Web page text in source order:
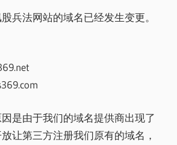
兵法网站的域名已经发生变更。
是由于我们的域名提供商出现了
让第三方注册我们原有的域名，